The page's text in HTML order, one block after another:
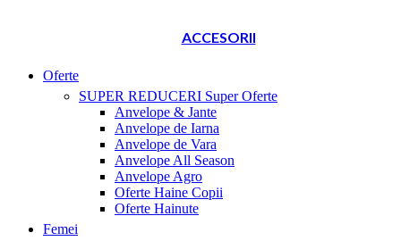
ACCESORII
Oferte
SUPER REDUCERI Super Oferte
Anvelope & Jante
Anvelope de Iarna
Anvelope de Vara
Anvelope All Season
Anvelope Agro
Oferte Haine Copii
Oferte Hainute
Femei